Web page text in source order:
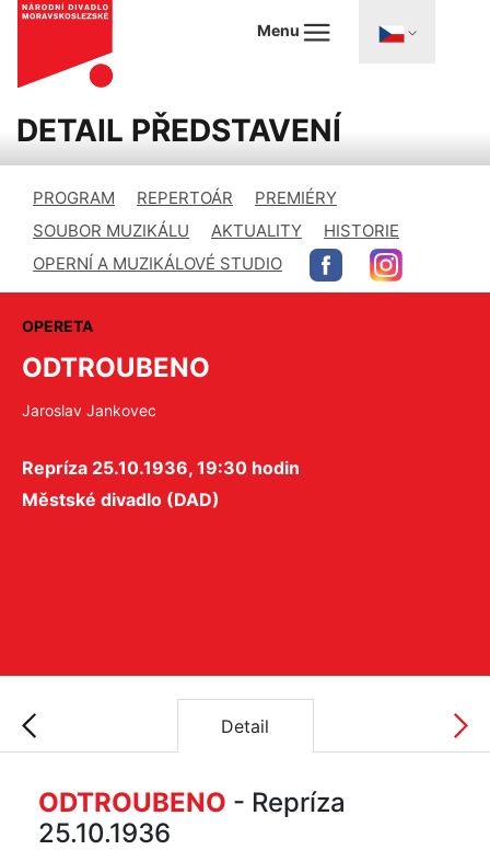
Menu
DETAIL PŘEDSTAVENÍ
PROGRAM REPERTOÁR
PREMIÉRY
SOUBOR MUZIKÁLU
AKTUALITY
HISTORIE
OPERNÍ A MUZIKÁLOVÉ STUDIO
OPERETA
ODTROUBENO
Jaroslav Jankovec
Repríza 25.10.1936, 19:30 hodin
Městské divadlo (DAD)
Detail
ODTROUBENO - Repríza
25.10.1936